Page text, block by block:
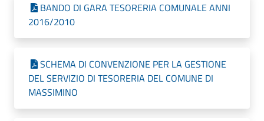
BANDO DI GARA TESORERIA COMUNALE ANNI
2016/2010
SCHEMA DI CONVENZIONE PER LA GESTIONE
DEL SERVIZIO DI TESORERIA DEL COMUNE DI
MASSIMINO